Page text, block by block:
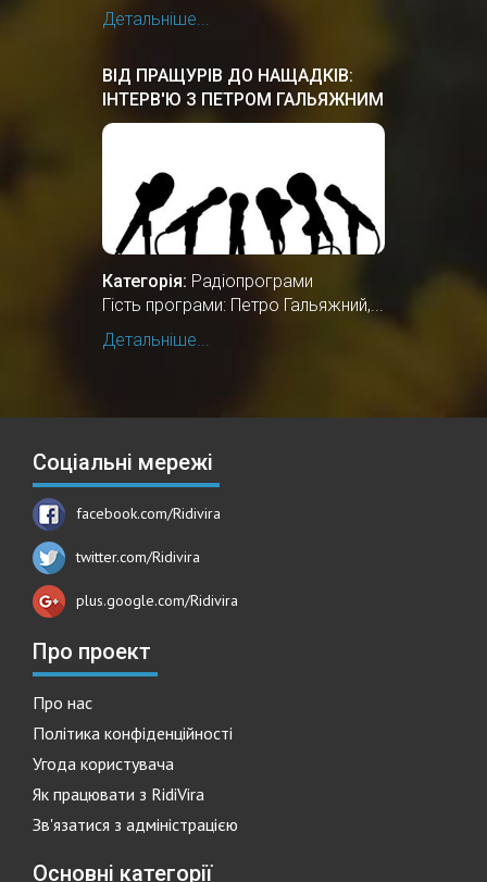
Детальніше...
ВІД ПРАЩУРІВ ДО НАЩАДКІВ:
ІНТЕРВ'Ю З ПЕТРОМ ГАЛЬЯЖНИМ
Категорія: Радіопрограми
Гість програми: Петро Гальяжний,...
Детальніше...
Соціальні мережі
facebook.com/Ridivira
twitter.com/Ridivira
plus.google.com/Ridivira
Про проект
Про нас
Політика конфіденційності
Угода користувача
Як працювати з RidiVira
Зв'язатися з адміністрацією
Основні категорії